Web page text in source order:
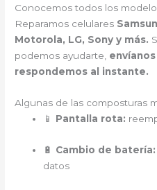
Conocemos todos los
Reparamos celulares
Motorola, LG, Sony y más.
podemos ayudarte,
respondemos al instante.
Algunas de las composturas
📱 Pantalla rota:
🔋 Cambio de batería:
datos